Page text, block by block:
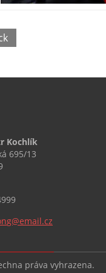
Kochlík
695/13
g@email.cz
práva vyhrazena.